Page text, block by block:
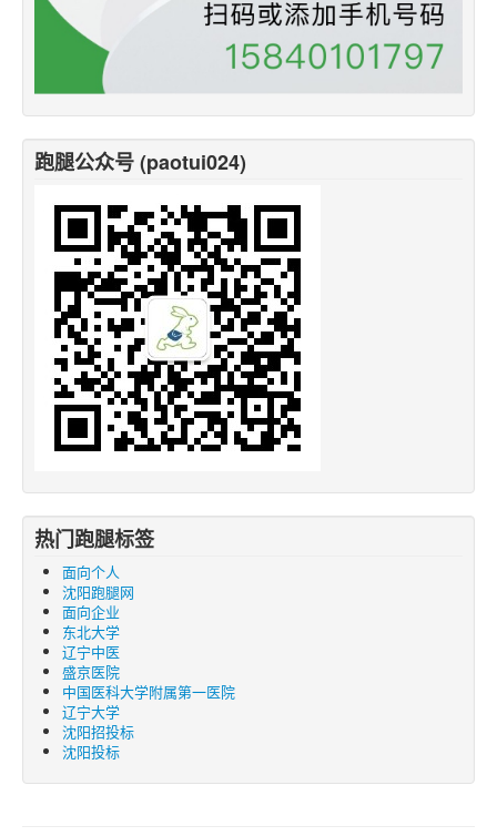
跑腿公众号 (paotui024)
热门跑腿标签
面向个人
沈阳跑腿网
面向企业
东北大学
辽宁中医
盛京医院
中国医科大学附属第一医院
辽宁大学
沈阳招投标
沈阳投标